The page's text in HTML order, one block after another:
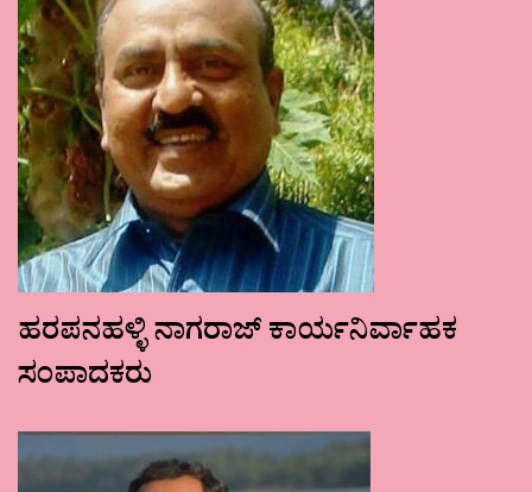
ಹರಪನಹಳ್ಳಿ ನಾಗರಾಜ್ ಕಾರ್ಯನಿರ್ವಾಹಕ
ಸಂಪಾದಕರು